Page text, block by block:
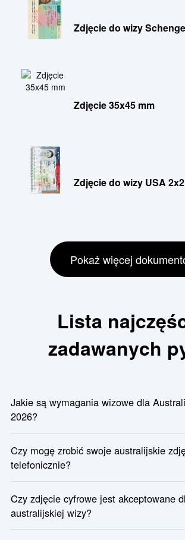
Zdjęcie 35x45 mm
Pokaż więcej
Lista
zadawanych
Jakie są wymagania wizowe dla
2026?
oficjalne wymagania: Rozmiar: 35mm
wysokość; Tło: zwykły biały lub jasnoszary,
cieni
Czy mogę zrobić swoje australijskie
telefonicznie?
wymagania (prawidłowy rozmiar, tło, jasność,
ze smartfonów są dopuszczalne. Użyj statywu
o pomoc i unikaj filtrów portretowych lub
Czy zdjęcie cyfrowe jest akceptowane
australijskiej wizy?